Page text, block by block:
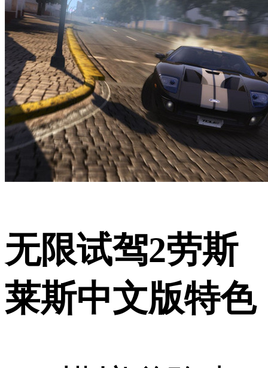
无限试驾2劳斯
莱斯中文版特色